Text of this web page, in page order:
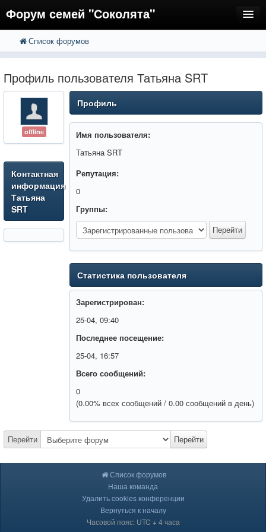
Форум семей "Соколята"
FAQ
Регистрация
Вход
Список форумов
Профиль пользователя Татьяна SRT
offline
Контактная
информация
Татьяна
SRT
Профиль
Имя пользователя:
Татьяна SRT
Репутация:
0
Группы:
Статистика пользователя
Зарегистрирован:
25-04, 09:40
Последнее посещение:
25-04, 16:57
Всего сообщений:
0
(0.00% всех сообщений / 0.00 сообщений в день)
Перейти Перейти
Список форумов
Наша команда
Удалить cookies конференции
Вернуться к началу
Часовой пояс: UTC + 4 часа